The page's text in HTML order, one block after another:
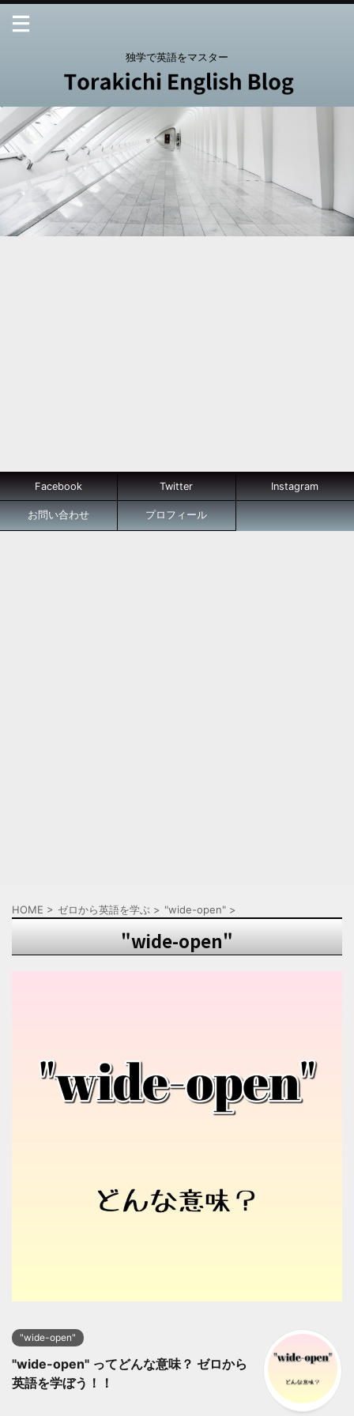
独学で英語をマスター
Facebook Twitter Instagram
お問い合わせ プロフィール
HOME > ゼロから英語を学ぶ > "wide-open" >
"wide-open"
"wide-open"
"wide-open" ってどんな意味？ ゼロから
英語を学ぼう！！